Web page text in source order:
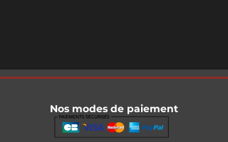
Nos modes de paiement